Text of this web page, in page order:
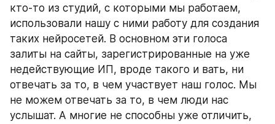
кто-то из студий, с которыми мы работаем,
использовали нашу с ними работу для создания
таких нейросетей. В основном эти голоса
залиты на сайты, зарегистрированные на уже
недействующие ИП, вроде такого и вать, ни
отвечать за то, в чем участвует наш голос. Мы
не можем отвечать за то, в чем люди нас
услышат. А многие не способны уже отличить,